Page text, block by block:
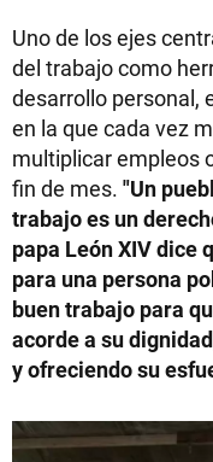
Uno de los ejes
del trabajo como
desarrollo personal,
en la que cada vez
multiplicar empleos
fin de mes. "Un
trabajo es un
papa León XIV dice
para una persona
buen trabajo para
acorde a su
y ofreciendo su